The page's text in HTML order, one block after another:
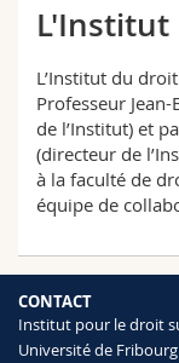
Recherche
Université
Formation
Droit
Sciences
Lettres et
Sciences de
Futurs étudiants
Etudiants
Médias
Chercheurs
Ressources
Annuaire du
Plan d'accès
L'Institut
L’Institut du
Professeur
de l’Institut) et
(directeur de
à la faculté de
équipe de
CONTACT
Institut pour le droit
Université de Fribourg